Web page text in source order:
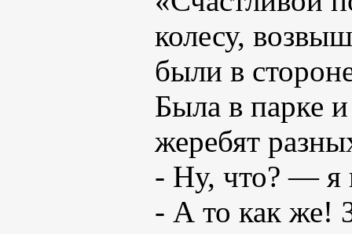
колесу,
были в
Была в парке
жеребят
- Ну, что? — я
- А то как же!